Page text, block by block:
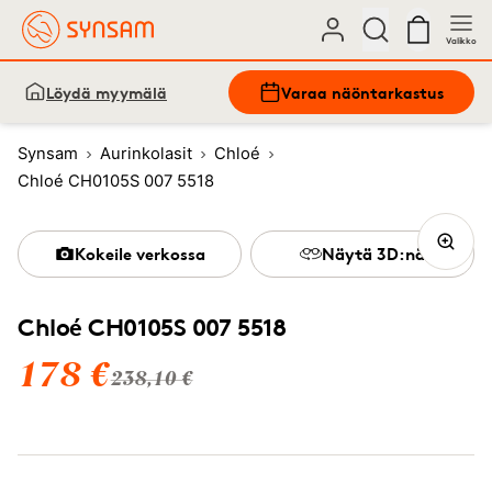
Valikko
Löydä myymälä Varaa näöntarkastus
Synsam Aurinkolasit
Chloé
Chloé CH0105S 007 5518
Chloé CH0105S 007 5518
178 €238,10 €
Kokeile verkossa Näytä 3D:nä